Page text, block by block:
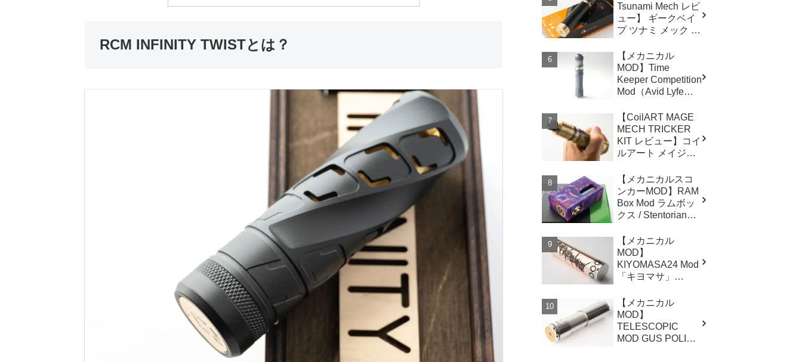
RCM INFINITY TWISTとは？
Tsunami Mech レビ
ュー】 ギークベイ
プ ツナミ メック メ
ー
【メカニカル
MOD】Time
Keeper Competition
Mod（Avid Lyfe）
【CoilART MAGE
MECH TRICKER
KIT レビュー】コイ
ルアート メイジメ
キット
【メカニカルスコ
ンカーMOD】RAM
Box Mod ラムボッ
クス / Stentorian
カスコ レビュー
【メカニカル
MOD】
KIYOMASA24 Mod
「キヨマサ」
japan）レビュー
【メカニカル
MOD】
TELESCOPIC
MOD GUS POLISH